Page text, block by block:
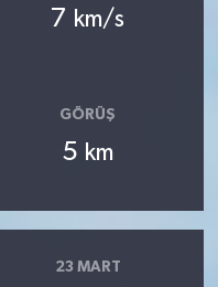
7 km/s
GÖRÜŞ
5 km
23 MART